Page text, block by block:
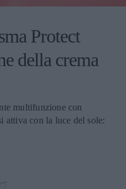
Protect
della crema
multifunzione con
attiva con la luce del sole: